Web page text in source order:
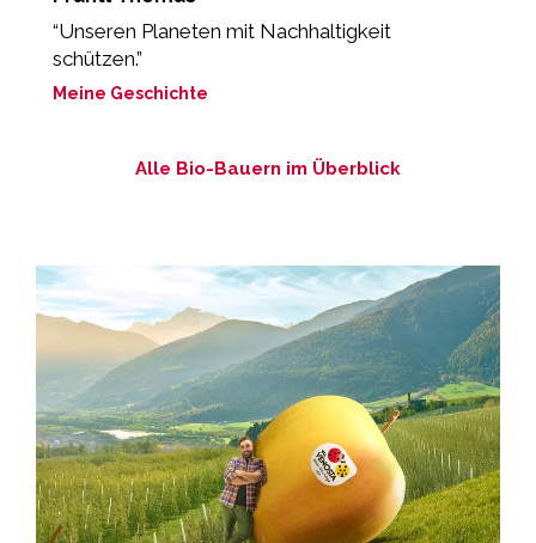
“Unseren Planeten mit Nachhaltigkeit
schützen.”
Meine Geschichte
Alle Bio-Bauern im Überblick